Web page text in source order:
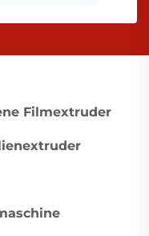
Filmextruder